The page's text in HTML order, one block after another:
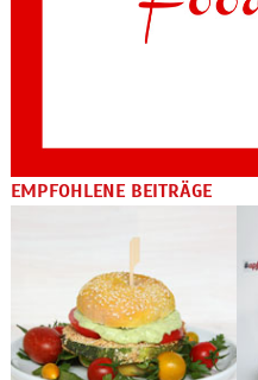
EMPFOHLENE BEITRÄGE